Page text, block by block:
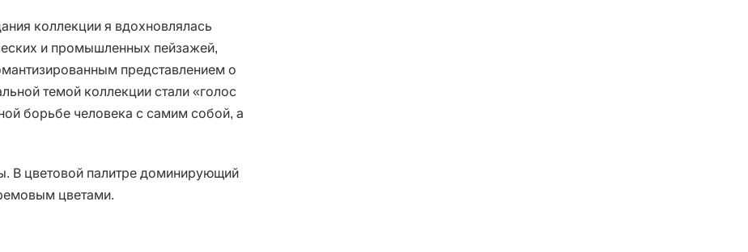
коллекции я вдохновлялась
и промышленных пейзажей,
представлением о
темой коллекции стали «голос
борьбе человека с самим собой, а
В цветовой палитре доминирующий
цветами.